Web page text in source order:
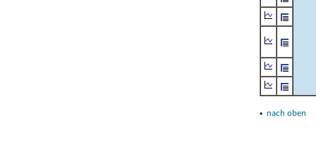
▴ nach oben